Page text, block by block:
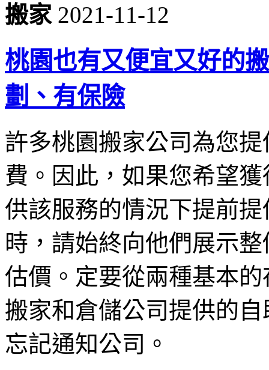
搬家2021-11-12
桃園也有又便宜又好的
劃、有保險
許多桃園搬家公司為您
費。因此，如果您希望
供該服務的情況下提前
時，請始終向他們展示
估價。定要從兩種基本
搬家和倉儲公司提供的
忘記通知公司。